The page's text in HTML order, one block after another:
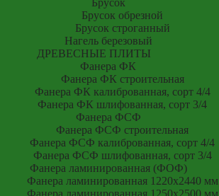
Брусок
Брусок обрезной
Брусок строганный
Нагель березовый
ДРЕВЕСНЫЕ ПЛИТЫ
Фанера ФК
Фанера ФК строительная
Фанера ФК калиброванная, сорт 4/4
Фанера ФК шлифованная, сорт 3/4
Фанера ФСФ
Фанера ФСФ строительная
Фанера ФСФ калиброванная, сорт 4/4
Фанера ФСФ шлифованная, сорт 3/4
Фанера ламинированная (ФОФ)
Фанера ламинированная 1220x2440 мм